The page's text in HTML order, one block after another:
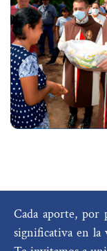
Cada aporte, por
significativa en la